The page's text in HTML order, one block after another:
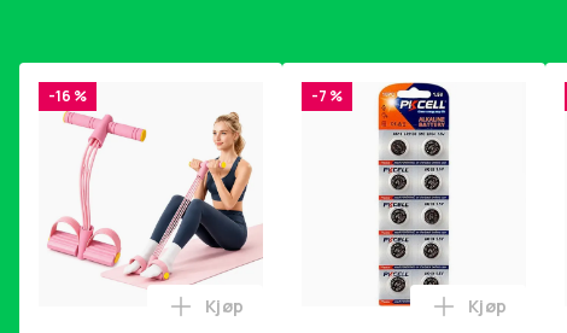
-16 %
Legg Magetrener, 6-rørs fotpedal
Kjøp
-7 %
Legg
Kjøp